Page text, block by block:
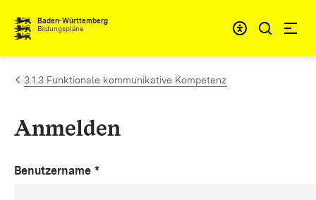
Zum Inhalt springen
Baden-Württemberg
Bildungspläne
3.1.3 Funktionale kommunikative Kompetenz
Anmelden
Benutzername *